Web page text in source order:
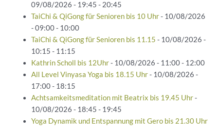
09/08/2026 - 19:45 - 20:45
TaiChi & QiGong für Senioren bis 10 Uhr- 10/08/2026
- 09:00 - 10:00
TaiChi & QiGong für Senioren bis 11.15 - 10/08/2026 -
10:15 - 11:15
Kathrin Scholl bis 12Uhr- 10/08/2026 - 11:00 - 12:00
All Level Vinyasa Yoga bis 18.15 Uhr- 10/08/2026 -
17:00 - 18:15
Achtsamkeitsmeditation mit Beatrix bis 19.45 Uhr-
10/08/2026 - 18:45 - 19:45
Yoga Dynamik und Entspannung mit Gero bis 21.30 Uhr